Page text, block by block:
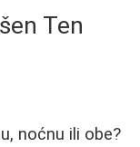
Ten
noćnu ili obe?